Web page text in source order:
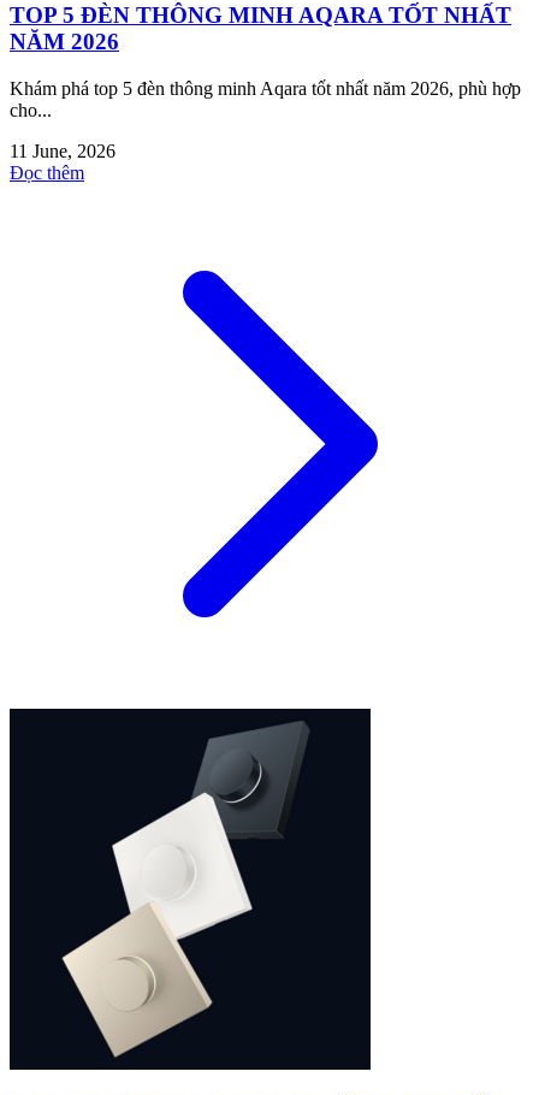
TOP 5 ĐÈN THÔNG MINH AQARA TỐT NHẤT
NĂM 2026
Khám phá top 5 đèn thông minh Aqara tốt nhất năm 2026, phù hợp
cho...
11 June, 2026
Đọc thêm